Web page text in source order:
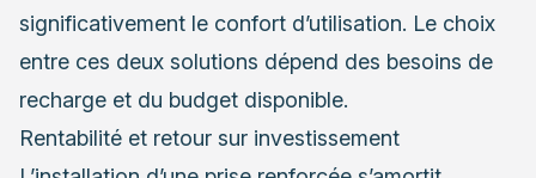
significativement le confort d’utilisation. Le choix
entre ces deux solutions dépend des besoins de
recharge et du budget disponible.
Rentabilité et retour sur investissement